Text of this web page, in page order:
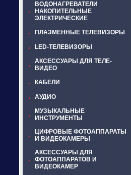
ВОДОНАГРЕВАТЕЛИ
НАКОПИТЕЛЬНЫЕ
ЭЛЕКТРИЧЕСКИЕ
ПЛАЗМЕННЫЕ ТЕЛЕВИЗОРЫ
LED-ТЕЛЕВИЗОРЫ
АКСЕССУАРЫ ДЛЯ ТЕЛЕ-
ВИДЕО
КАБЕЛИ
АУДИО
МУЗЫКАЛЬНЫЕ
ИНСТРУМЕНТЫ
ЦИФРОВЫЕ ФОТОАППАРАТЫ
И ВИДЕОКАМЕРЫ
АКСЕССУАРЫ ДЛЯ
ФОТОАППАРАТОВ И
ВИДЕОКАМЕР